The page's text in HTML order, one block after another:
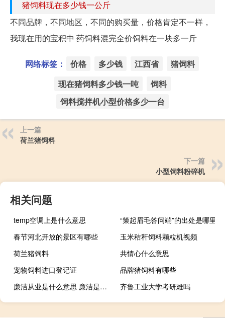
猪饲料现在多少钱一公斤
不同品牌，不同地区，不同的购买量，价格肯定不一样，
我现在用的宝积中 药饲料混完全价饲料在一块多一斤
网络标签： 价格 多少钱 江西省
猪饲料
现在猪饲料多少钱一吨
饲料
饲料搅拌机小型价格多少一台
上一篇
荷兰猪饲料
下一篇
小型饲料粉碎机
相关问题
temp空调上是什么意思
“策起眉毛答问端”的出处是哪里
春节河北开放的景区有哪些
玉米秸秆饲料颗粒机视频
荷兰猪饲料
共情心什么意思
宠物饲料进口登记证
品牌猪饲料有哪些
廉洁从业是什么意思 廉洁是什么意思
齐鲁工业大学考研难吗